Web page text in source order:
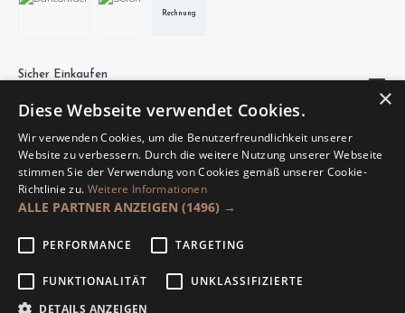
Rechnung
Unsere Communities
Sicher Einkaufen
×
Diese Webseite verwendet Cookies.
Wir verwenden Cookies, um die Benutzerfreundlichkeit unserer
Website zu verbessern. Durch die weitere Nutzung unserer Webseite
stimmen Sie der Verwendung von Cookies gemäß unserer Cookie-
Richtlinie zu. Weitere Informationen
ALLE PARTNER ANZEIGEN (1496) →
PERFORMANCE TARGETING
FUNKTIONALITÄT
UNKLASSIFIZIERTE
DETAILS ANZEIGEN